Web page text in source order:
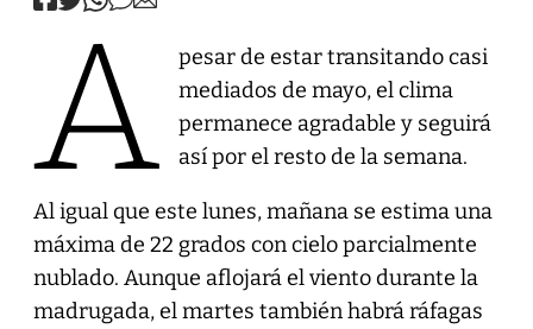
A
pesar de estar transitando casi
mediados de mayo, el clima
permanece agradable y seguirá
así por el resto de la semana.
Al igual que este lunes, mañana se estima una
máxima de 22 grados con cielo parcialmente
nublado. Aunque aflojará el viento durante la
madrugada, el martes también habrá ráfagas